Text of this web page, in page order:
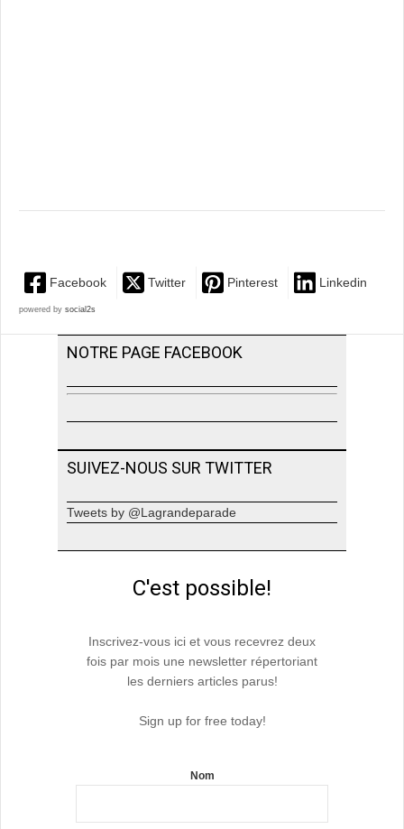
Facebook Twitter Pinterest Linkedin
powered by social2s
NOTRE PAGE FACEBOOK
SUIVEZ-NOUS SUR TWITTER
Tweets by @Lagrandeparade
C'est possible!
Inscrivez-vous ici et vous recevrez deux
fois par mois une newsletter répertoriant
les derniers articles parus!
Sign up for free today!
Nom